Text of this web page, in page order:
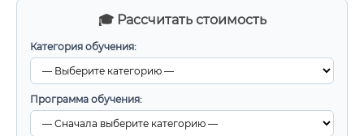
🎓 Рассчитать стоимость
Категория обучения:
Программа обучения: